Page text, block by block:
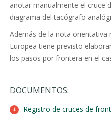
anotar manualmente el cruce
diagrama del tacógrafo
Además de la nota orientativa
Europea tiene previsto
los pasos por frontera en el
DOCUMENTOS:
Registro de cruces de